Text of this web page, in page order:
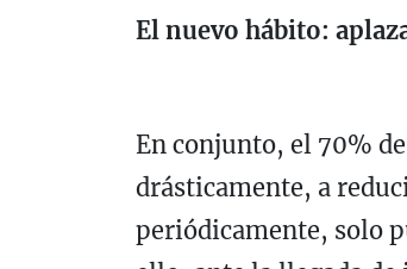
El nuevo hábito:
En conjunto, el 70%
drásticamente, a
periódicamente, solo